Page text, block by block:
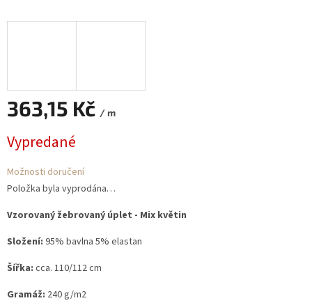
363,15 Kč / m
cena:
Vypredané
Možnosti doručení
Položka byla vyprodána…
Vzorovaný žebrovaný úplet - Mix květin
Složení: 95% bavlna 5% elastan
Šířka: cca. 110/112 cm
Gramáž: 240 g/m2